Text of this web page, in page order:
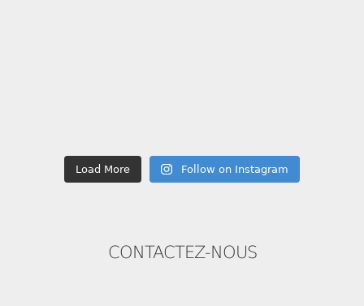
Load More Follow on Instagram
CONTACTEZ-NOUS